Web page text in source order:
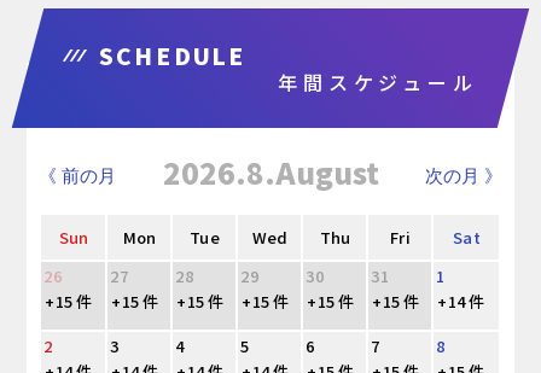
SCHEDULE
年間スケジュール
《 前の月 次の月 》
2026.8.August
Sun Mon Tue Wed Thu Fri
Sat
26
27 28 29 30 31
1
+15 件
+15 件 +15 件 +15 件 +15 件 +15 件
+14 件
2
3 4 5 6 7
8